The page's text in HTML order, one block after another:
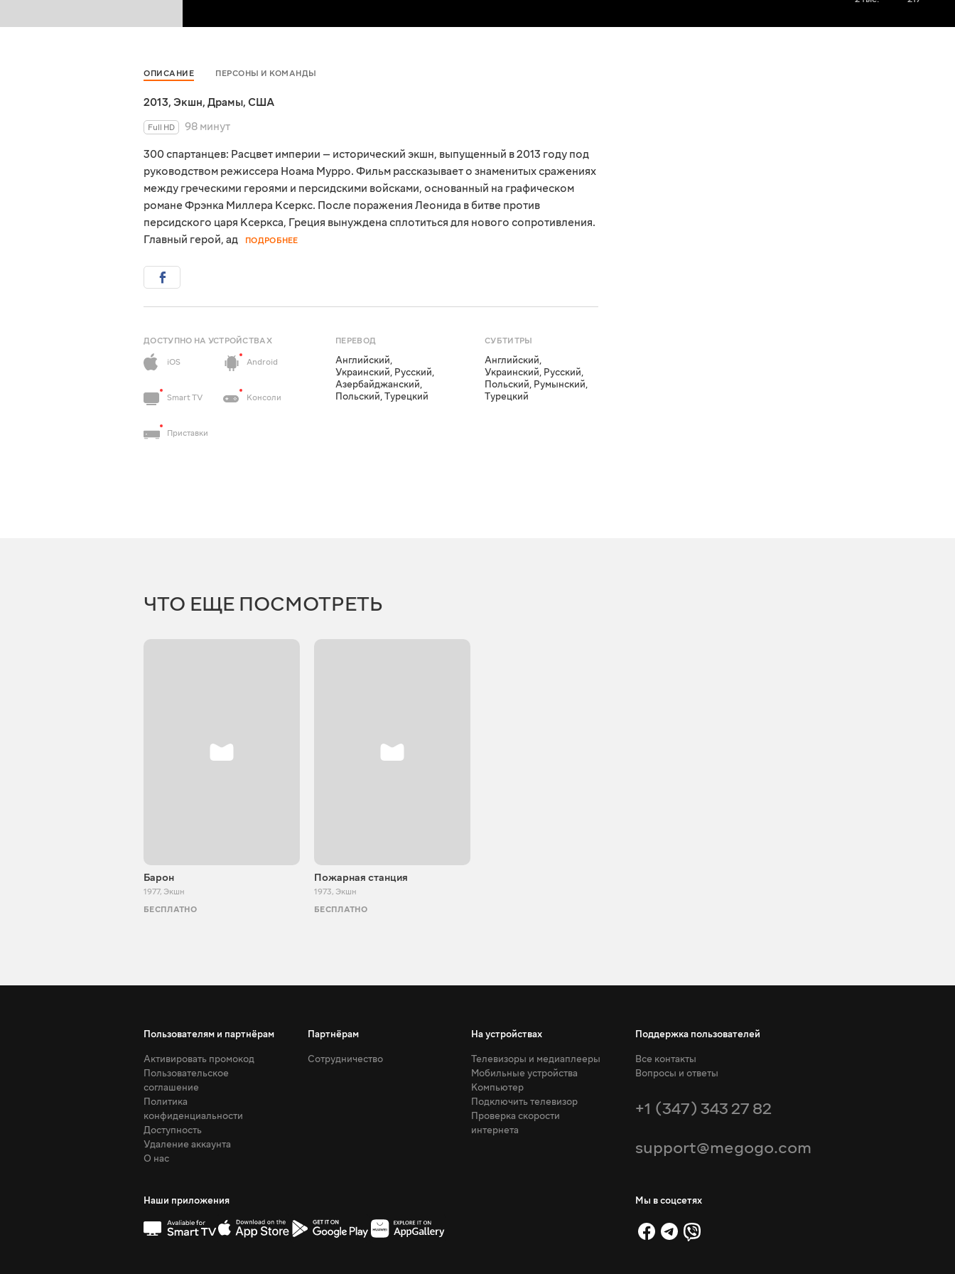
ОПИСАНИЕ ПЕРСОНЫ И КОМАНДЫ
2013, Экшн, Драмы, США
Full HD
98 минут
300 спартанцев: Расцвет империи — исторический экшн, выпущенный в 2013 году под
руководством режиссера Ноама Мурро. Фильм рассказывает о знаменитых сражениях
между греческими героями и персидскими войсками, основанный на графическом
романе Фрэнка Миллера Ксеркс. После поражения Леонида в битве против
персидского царя Ксеркса, Греция вынуждена сплотиться для нового сопротивления.
Главный герой, ад
ПОДРОБНЕЕ
ДОСТУПНО НА УСТРОЙСТВАХ
iOS
Android
Smart TV Консоли
Приставки
ПЕРЕВОД
Английский,
Украинский, Русский,
Азербайджанский,
Польский,Турецкий
СУБТИТРЫ
Английский,
Украинский, Русский,
Польский, Румынский,
Турецкий
ЧТО ЕЩЕ ПОСМОТРЕТЬ
Барон
1977, Экшн
БЕСПЛАТНО
Пожарная станция
1973, Экшн
БЕСПЛАТНО
Пользователям и партнёрам
Активировать промокод
Пользовательское
соглашение
Политика
конфиденциальности
Доступность
Удаление аккаунта
О нас
Партнёрам
Сотрудничество
На устройствах
Телевизоры и медиаплееры
Мобильные устройства
Компьютер
Подключить телевизор
Проверка скорости
интернета
Поддержка пользователей
Все контакты
Вопросы и ответы
+1 (347) 343 27 82
support@megogo.com
Наши приложения Мы в соцсетях